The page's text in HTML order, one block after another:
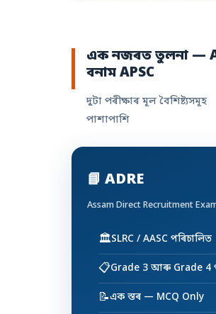
এক নজৰত তুলনা —
বনাম APSC
দুটা পৰীক্ষাৰ মূল বৈশিষ্ট্যসমূহ
পাশাপাশি
📘 ADRE
Assam Direct Recruitment
🏛️SLRC / AASC পৰিচালিত
📋Grade 3 আৰু Grade 4
📝এক স্তৰ — MCQ Only